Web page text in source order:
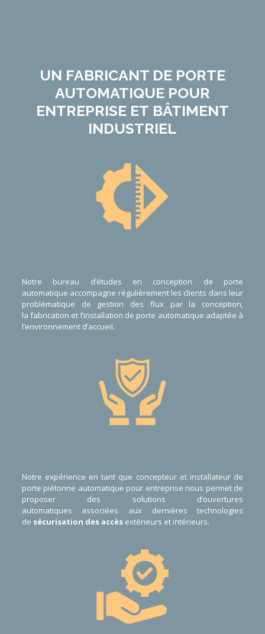
UN FABRICANT DE PORTE
AUTOMATIQUEPOUR
ENTREPRISEET BÂTIMENT
INDUSTRIEL
Notre bureau d’études en conception de porte
automatique accompagne régulièrement les clients dans leur
problématique de gestion des flux par la conception,
lafabrication et l’installation de porte automatique adaptée à
l’environnement d’accueil.
Notre expérience en tant que concepteuret installateur de
porte piétonne automatique pour entreprise nous permet de
proposer des solutions d’ouvertures
automatiques associées aux dernières technologies
de sécurisation des accèsextérieurs et intérieurs.